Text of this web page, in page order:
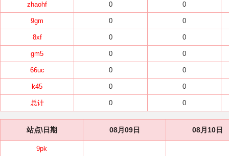
zhaohf 0 0
9gm 0 0
8xf 0 0
gm5 0 0
66uc 0 0
k45 0 0
总计 0 0
站点\日期 08月09日 08月10日
9pk